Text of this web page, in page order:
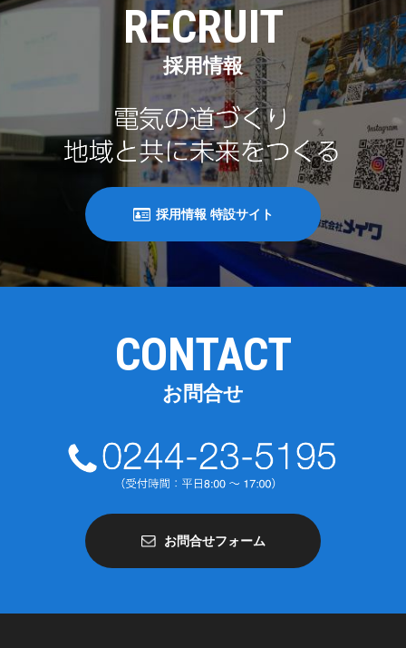
RECRUIT
採用情報
採用情報 特設サイト
CONTACT
お問合せ
お問合せフォーム